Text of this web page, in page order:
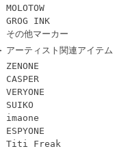
MOLOTOW
GROG INK
その他マーカー
アーティスト関連アイテム
ZENONE
CASPER
VERYONE
SUIKO
imaone
ESPYONE
Titi Freak